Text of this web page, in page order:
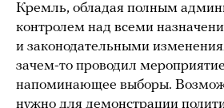
Кремль, обладая полным
контролем над всеми
и законодательными
зачем-то проводил
напоминающее выборы.
нужно для демонстрации